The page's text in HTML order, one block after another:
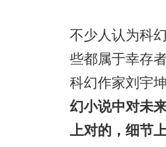
不少人认为科
些都属于幸存
科幻作家刘宇
幻小说中对未
上对的，细节